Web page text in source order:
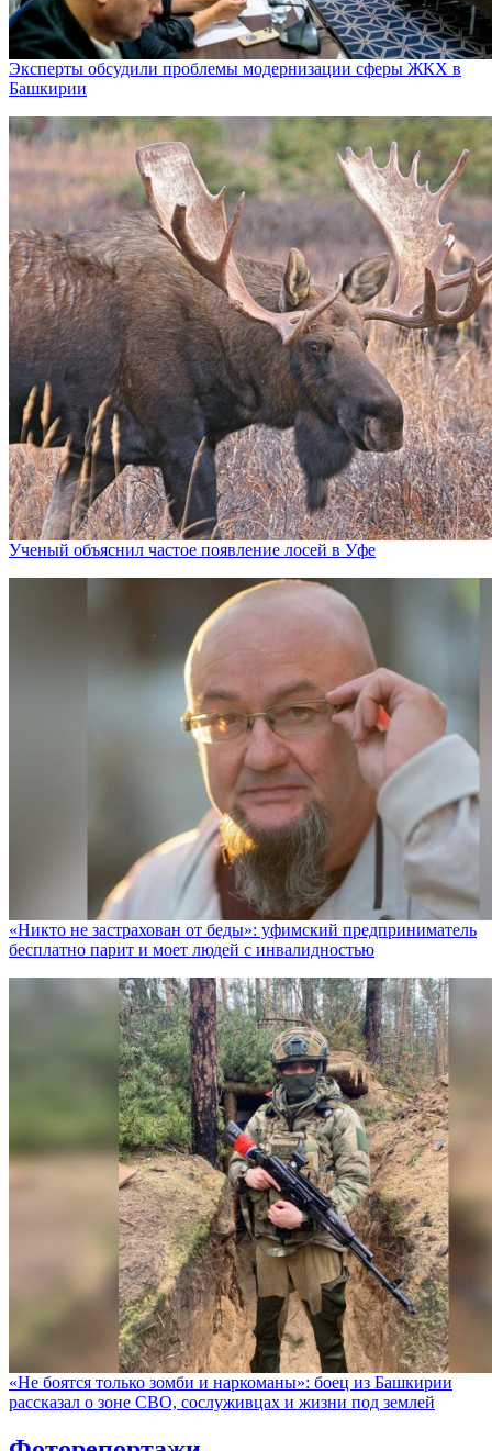
Эксперты обсудили проблемы модернизации сферы ЖКХ в
Башкирии
Ученый объяснил частое появление лосей в Уфе
«Никто не заcтрахован от беды»: уфимский предприниматель
бесплатно парит и моет людей с инвалидностью
«Не боятся только зомби и наркоманы»: боец из Башкирии
рассказал о зоне СВО, сослуживцах и жизни под землей